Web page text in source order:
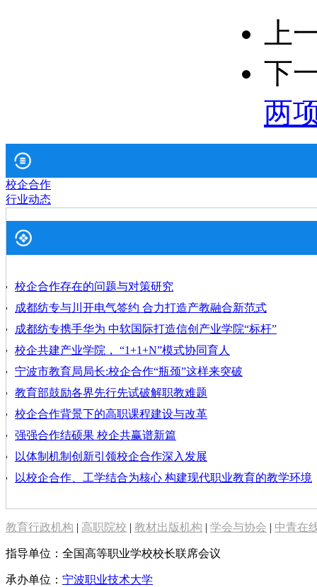
上
下
两
校企合作
行业动态
校企合作存在的问题与对策研究
成都纺专与川开电气签约 合力打造产教融合新范式
成都纺专携手华为 中软国际打造信创产业学院“标杆”
校企共建产业学院， “1+1+N”模式协同育人
宁波市教育局局长:校企合作“瓶颈”这样来突破
教育部鼓励各界先行先试破解职教难题
校企合作背景下的高职课程建设与改革
强强合作结硕果 校企共赢谱新篇
以体制机制创新引领校企合作深入发展
以校企合作、工学结合为核心 构建现代职业教育的教学环境
教育行政机构 | 高职院校 | 教材出版机构 | 学会与协会 | 中青在
指导单位：全国高等职业学校校长联席会议
承办单位： 宁波职业技术大学